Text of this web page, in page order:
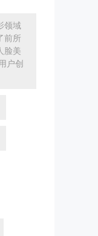
领域
前所
脸美
户创